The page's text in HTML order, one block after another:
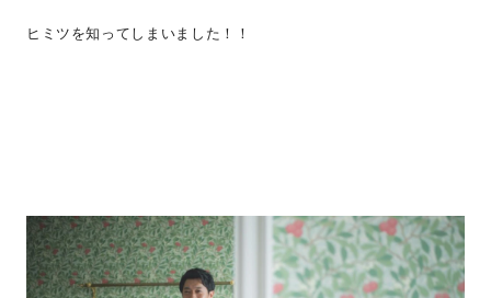
ヒミツを知ってしまいました！！